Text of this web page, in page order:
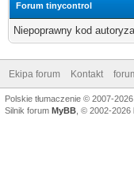
Forum tinycontrol
Niepoprawny kod
Ekipa forum Kontakt
Polskie tłumaczenie © 2007-2026
Silnik forum MyBB , © 2002-2026